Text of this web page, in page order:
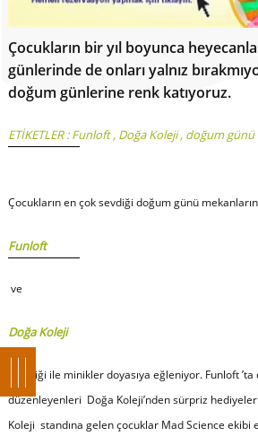
Çocukların bir yıl boyunca
günlerinde de onları yalnız
doğum günlerine renk katıyoruz.
ETİKETLER :Funloft, Doğa Koleji, doğum günü
Çocukların en çok sevdiği doğum günü
Funloft
ve
Doğa Koleji
işbirliği ile minikler doyasıya eğleniyor. Funloft
düzenleyenleri Doğa Koleji’nden sürpriz
Koleji standına gelen çocuklar Mad Science ekibi